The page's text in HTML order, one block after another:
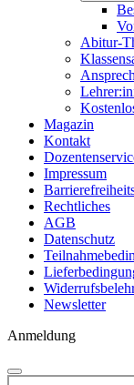
Abitur-
Magazin
Kontakt
Impressum
Rechtliches
AGB
Datenschutz
Newsletter
Anmeldung